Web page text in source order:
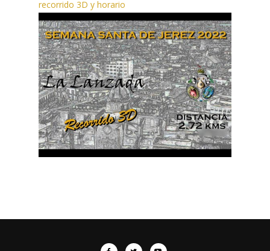
recorrido 3D y horario